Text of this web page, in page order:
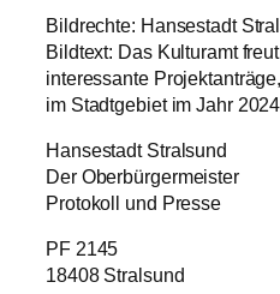
Bildrechte: Hansestadt
Bildtext: Das Kulturamt
interessante
im Stadtgebiet im Jahr
Hansestadt Stralsund
Der Oberbürgermeister
Protokoll und Presse
PF 2145
18408 Stralsund